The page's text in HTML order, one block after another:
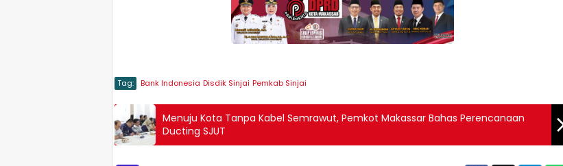
Tag: Bank Indonesia Disdik Sinjai Pemkab Sinjai
Menuju Kota Tanpa Kabel Semrawut, Pemkot Makassar Bahas Perencanaan
Ducting SJUT